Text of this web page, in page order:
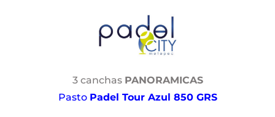
3 canchas PANORAMICAS
Pasto Padel Tour Azul 850 GRS